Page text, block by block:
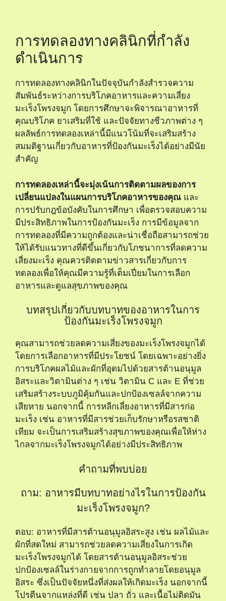
การทดลองทางคลินิกที่กำลัง
ดำเนินการ
การทดลองทางคลินิกในปัจจุบันกำลังสำรวจความ
สัมพันธ์ระหว่างการบริโภคอาหารและความเสี่ยง
มะเร็งโพรงจมูก โดยการศึกษาจะพิจารณาอาหารที่
คุณบริโภค ยาเสริมที่ใช้ และปัจจัยทางชีวภาพต่าง ๆ
ผลลัพธ์การทดลองเหล่านี้มีแนวโน้มที่จะเสริมสร้าง
สมมติฐานเกี่ยวกับอาหารที่ป้องกันมะเร็งได้อย่างมีนัย
สำคัญ
การทดลองเหล่านี้จะมุ่งเน้นการติดตามผลของการ
เปลี่ยนแปลงในแผนการบริโภคอาหารของคุณ และ
การปรับกฎข้อบังคับในการศึกษา เพื่อตรวจสอบความ
มีประสิทธิภาพในการป้องกันมะเร็ง การมีข้อมูลจาก
การทดลองที่มีความถูกต้องและน่าเชื่อถือสามารถช่วย
ให้ได้รับแนวทางที่ดีขึ้นเกี่ยวกับโภชนาการที่ลดความ
เสี่ยงมะเร็ง คุณควรติดตามข่าวสารเกี่ยวกับการ
ทดลองเพื่อให้คุณมีความรู้ที่เต็มเปี่ยมในการเลือก
อาหารและดูแลสุขภาพของคุณ
บทสรุปเกี่ยวกับบทบาทของอาหารในการ
ป้องกันมะเร็งโพรงจมูก
คุณสามารถช่วยลดความเสี่ยงของมะเร็งโพรงจมูกได้
โดยการเลือกอาหารที่มีประโยชน์ โดยเฉพาะอย่างยิ่ง
การบริโภคผลไม้และผักที่อุดมไปด้วยสารต้านอนุมูล
อิสระและวิตามินต่าง ๆ เช่น วิตามิน C และ E ที่ช่วย
เสริมสร้างระบบภูมิคุ้มกันและปกป้องเซลล์จากความ
เสียหาย นอกจากนี้ การหลีกเลี่ยงอาหารที่มีสารก่อ
มะเร็ง เช่น อาหารที่มีสารช่วยเก็บรักษาหรือรสชาติ
เทียม จะเป็นการเสริมสร้างสุขภาพของคุณเพื่อให้ห่าง
ไกลจากมะเร็งโพรงจมูกได้อย่างมีประสิทธิภาพ
คำถามที่พบบ่อย
ถาม: อาหารมีบทบาทอย่างไรในการป้องกัน
มะเร็งโพรงจมูก?
ตอบ: อาหารที่มีสารต้านอนุมูลอิสระสูง เช่น ผลไม้และ
ผักที่สดใหม่ สามารถช่วยลดความเสี่ยงในการเกิด
มะเร็งโพรงจมูกได้ โดยสารต้านอนุมูลอิสระช่วย
ปกป้องเซลล์ในร่างกายจากการถูกทำลายโดยอนุมูล
อิสระ ซึ่งเป็นปัจจัยหนึ่งที่ส่งผลให้เกิดมะเร็ง นอกจากนี้
โปรตีนจากแหล่งที่ดี เช่น ปลา ถั่ว และเนื้อไม่ติดมัน